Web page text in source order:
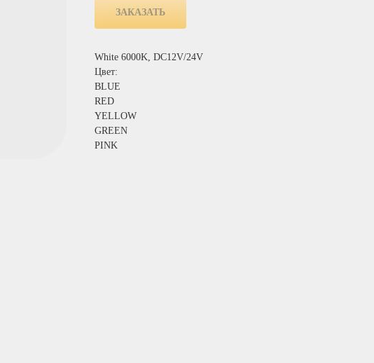
ЗАКАЗАТЬ
White 6000K, DC12V/24V
Цвет:
BLUE
RED
YELLOW
GREEN
PINK